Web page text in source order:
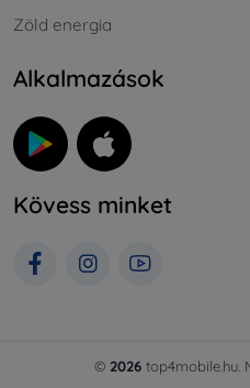
Zöld energia
Alkalmazások
Kövess minket
© 2026 top4mobile.hu.